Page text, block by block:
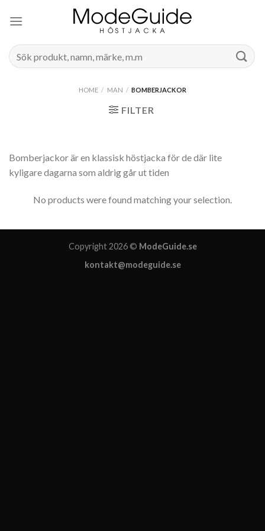
Search
for:
HOME / MAN / BOMBERJACKOR
FILTER
Bomberjackor är en klassisk höstjacka för de där lite
kyligare dagarna som aldrig går ut tiden
No products were found matching your selection.
Copyright 2026 © ModeGuide.se
kontakt@modeguide.se